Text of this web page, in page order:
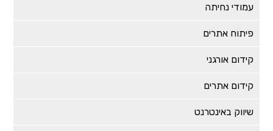
עמודי נחיתה
פיתוח אתרים
קידום אורגני
קידום אתרים
שיווק באינטרנט